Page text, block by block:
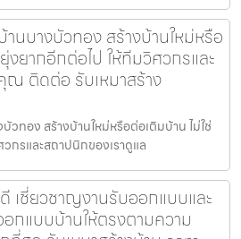
นบางบัวทอง สร้างบ้านใหม่หรือ
งยากอีกต่อไป ให้ทีมวิศวกรและ
ณ ติดต่อ รับเหมาสร้าง
วทอง สร้างบ้านใหม่หรือต่อเติมบ้าน ไม่ใช่
กรและสถาปนิกของเราดูแล
เชี่ยวชาญงานรับออกแบบและ
กแบบบ้านให้ตรงตามความ